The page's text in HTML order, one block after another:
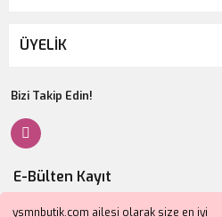
ysmnbutik.com ailesi olarak size en iyi
ÜYELİK
Bizi Takip Edin!
E-Bülten Kayıt